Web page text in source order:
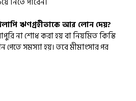
ঋণগ্রহীতাকে আর লোন দেয়?
না শোধ করা হয় বা নিয়মিত কিস্তি
সমস্যা হয়। তবে মীমাংসার পর